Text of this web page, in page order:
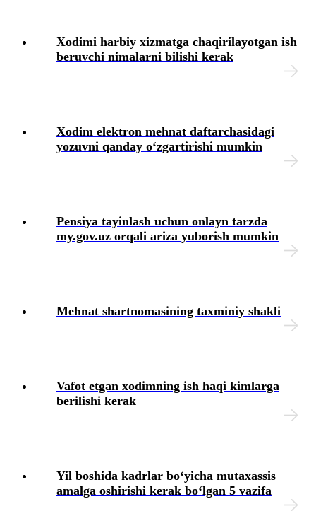
Xodimi harbiy хizmatga chaqirilayotgan ish
beruvchi nimalarni bilishi kerak
Xodim elektron mehnat daftarchasidagi
yozuvni qanday oʻzgartirishi mumkin
Pensiya tayinlash uchun onlayn tarzda
my.gov.uz orqali ariza yuborish mumkin
Mehnat shartnomasining taхminiy shakli
Vafot etgan хodimning ish haqi kimlarga
berilishi kerak
Yil boshida kadrlar boʻyicha mutaхassis
amalga oshirishi kerak boʻlgan 5 vazifa